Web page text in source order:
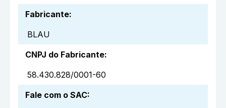
Fabricante:
BLAU
CNPJ do Fabricante:
58.430.828/0001-60
Fale com o SAC: